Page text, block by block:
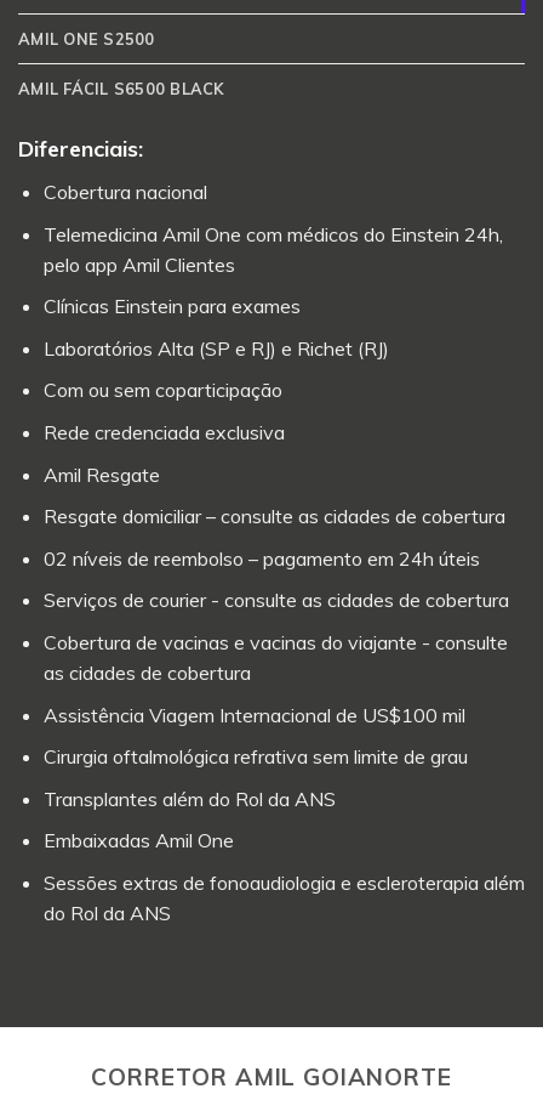
AMIL ONE S2500
AMIL FÁCIL S6500 BLACK
Diferenciais:
Cobertura nacional
Telemedicina Amil One com médicos do Einstein 24h,
pelo app Amil Clientes
Clínicas Einstein para exames
Laboratórios Alta (SP e RJ) e Richet (RJ)
Com ou sem coparticipação
Rede credenciada exclusiva
Amil Resgate
Resgate domiciliar – consulte as cidades de cobertura
02 níveis de reembolso – pagamento em 24h úteis
Serviços de courier - consulte as cidades de cobertura
Cobertura de vacinas e vacinas do viajante - consulte
as cidades de cobertura
Assistência Viagem Internacional de US$100 mil
Cirurgia oftalmológica refrativa sem limite de grau
Transplantes além do Rol da ANS
Embaixadas Amil One
Sessões extras de fonoaudiologia e escleroterapia além
do Rol da ANS
CORRETOR AMIL GOIANORTE